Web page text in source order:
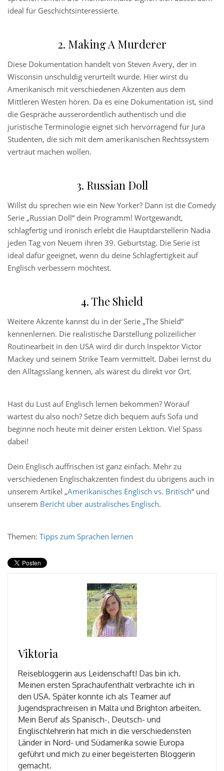
ideal für Geschichtsinteressierte.
2. Making A Murderer
Diese Dokumentation handelt von Steven Avery, der in
Wisconsin unschuldig verurteilt wurde. Hier wirst du
Amerikanisch mit verschiedenen Akzenten aus dem
Mittleren Westen hören. Da es eine Dokumentation ist, sind
die Gespräche ausserordentlich authentisch und die
juristische Terminologie eignet sich hervorragend für Jura
Studenten, die sich mit dem amerikanischen Rechtssystem
vertraut machen wollen.
3. Russian Doll
Willst du sprechen wie ein New Yorker? Dann ist die Comedy
Serie „Russian Doll“ dein Programm! Wortgewandt,
schlagfertig und ironisch erlebt die Hauptdarstellerin Nadia
jeden Tag von Neuem ihren 39. Geburtstag. Die Serie ist
ideal dafür geeignet, wenn du deine Schlagfertigkeit auf
Englisch verbessern möchtest.
4. The Shield
Weitere Akzente kannst du in der Serie „The Shield“
kennenlernen. Die realistische Darstellung polizeilicher
Routinearbeit in den USA wird dir durch Inspektor Victor
Mackey und seinem Strike Team vermittelt. Dabei lernst du
den Alltagsslang kennen, als wärest du direkt vor Ort.
Hast du Lust auf Englisch lernen bekommen? Worauf
wartest du also noch? Setze dich bequem aufs Sofa und
beginne noch heute mit deiner ersten Lektion. Viel Spass
dabei!
Dein Englisch auffrischen ist ganz einfach. Mehr zu
verschiedenen Englischakzenten findest du übrigens auch in
unserem Artikel „Amerikanisches Englisch vs. Britisch“ und
unserem Bericht über australisches Englisch.
Themen: Tipps zum Sprachen lernen
Viktoria
Reisebloggerin aus Leidenschaft! Das bin ich.
Meinen ersten Sprachaufenthalt verbrachte ich in
den USA. Später konnte ich als Teamer auf
Jugendsprachreisen in Malta und Brighton arbeiten.
Mein Beruf als Spanisch-, Deutsch- und
Englischlehrerin hat mich in die verschiedensten
Länder in Nord- und Südamerika sowie Europa
geführt und mich zu einer begeisterten Bloggerin
gemacht.